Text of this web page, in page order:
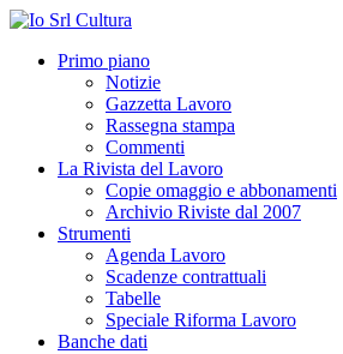
Primo piano
Notizie
Gazzetta Lavoro
Rassegna stampa
Commenti
La Rivista del Lavoro
Copie omaggio e abbonamenti
Archivio Riviste dal 2007
Strumenti
Agenda Lavoro
Scadenze contrattuali
Tabelle
Speciale Riforma Lavoro
Banche dati